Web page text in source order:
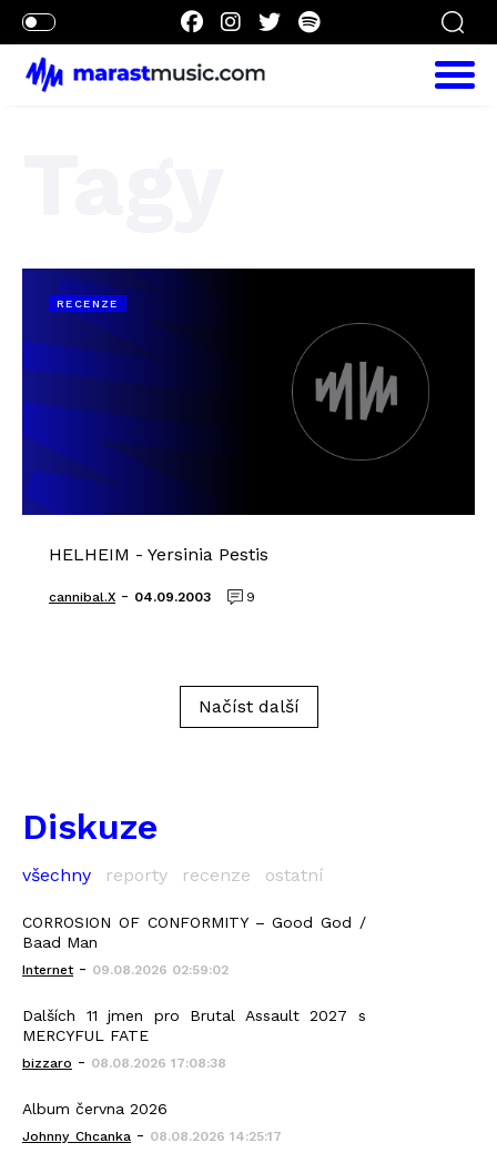
RECENZE
HELHEIM - Yersinia Pestis
cannibal.X - 04.09.2003 9
Načíst další
Diskuze
všechny reporty recenze ostatní
CORROSION OF CONFORMITY – Good God /
Baad Man
Internet- 09.08.2026 02:59:02
Dalších 11 jmen pro Brutal Assault 2027 s
MERCYFUL FATE
bizzaro - 08.08.2026 17:08:38
Album června 2026
Johnny_Chcanka - 08.08.2026 14:25:17